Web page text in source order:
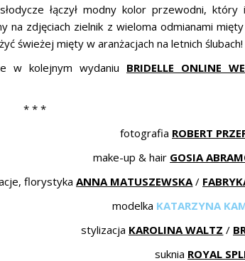
łączył modny kolor przewodni, który
zdjęciach zielnik z wieloma odmianami mięty
świeżej mięty w aranżacjach na letnich ślubach!
w kolejnym wydaniu BRIDELLE ONLINE
* * *
fotografia ROBERT
make-up & hair GOSIA
florystykaANNA MATUSZEWSKA/
modelka KATARZYNA
stylizacja KAROLINA WALTZ /
suknia ROYAL